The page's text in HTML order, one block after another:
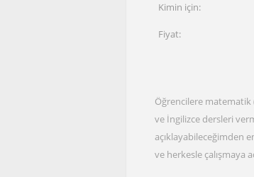
Kimin için:
Fiyat:
Öğrencilere matematik
ve İngilizce dersleri
açıklayabileceğimden
ve herkesle çalışmaya